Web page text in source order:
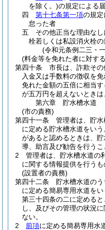
を除く。)の規定による
四
第十七条第一項の規定
怠った者
五
その他正当な理由な
栓若しくは私設消火栓
(令和元条例二三・
(料金等を免れた者に対す
第四十条
市長は、詐欺そ
入金又は手数料の徴収を
免れた金額の五倍に相当
が五万円を超えないとき
第六章
貯水槽水道
(市の責務)
第四十一条
管理者は、貯水
に定める貯水槽水道をい
があると認めるときは、
導、助言及び勧告を行うこ
2
管理者は、貯水槽水道の
に関する情報提供を行うも
(設置者の責務)
第四十二条
貯水槽水道の
に定める簡易専用水道を
第三十四条の二に定める
し、及びその管理の状況
ない。
2
前項に定める簡易専用水